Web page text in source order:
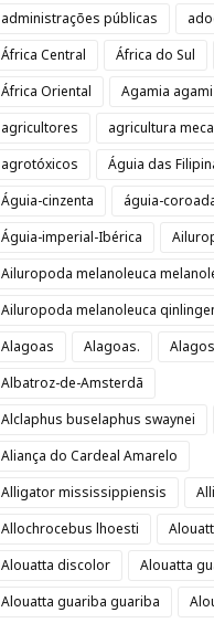
administrações públicas
África Central
África do Sul
África Oriental
Agamia agami
agricultores
agricultura
agrotóxicos
Águia das
Águia-cinzenta
águia-
Águia-imperial-Ibérica
Ailuropoda melanoleuca
Ailuropoda melanoleuca
Alagoas
Alagoas. Alagos
Albatroz-de-Amsterdã
Alclaphus buselaphus swaynei
Aliança do Cardeal Amarelo
Alligator mississippiensis
Allochrocebus lhoesti
Alouatta discolor
Alouatta
Alouatta guariba guariba